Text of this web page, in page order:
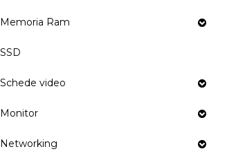
Memoria Ram
SSD
Schede video
Monitor
Networking